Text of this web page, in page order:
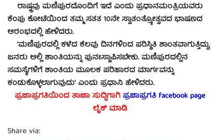
ರಾಷ್ಟ್ರವು ಮಣಿಪುರದೊಂದಿಗೆ ಇದೆ ಎಂದು ಪ್ರಧಾನಮಂತ್ರಿಯವರು
ಕೆಂಪು ಕೋಟೆಯಿಂದ ತಮ್ಮ ಸತತ 10ನೇ ಸ್ವಾತಂತ್ರ್ಯೋತ್ವವದ ಭಾಷಣದ
ಆರಂಭದಲ್ಲಿ ಹೇಳಿದರು.
‘ಮಣಿಪುರದಲ್ಲಿ ಕಳೆದ ಕೆಲವು ದಿನಗಳಿಂದ ಪರಿಸ್ಥಿತಿ ಶಾಂತವಾಗುತ್ತಿದ್ದು,
ಜನರು ಅಲ್ಲಿ ಶಾಂತಿಯನ್ನು ಪುನಃಸ್ಥಾಪಿಸಬೇಕು. ಮಣಿಪುರದಲ್ಲಿನ
ಸಮಸ್ಯೆಗಳಿಗೆ ಶಾಂತಿಯ ಮೂಲಕ ಪರಿಹಾರದ ಮಾರ್ಗವನ್ನು
ಕಂಡುಕೊಳ್ಳಲಾಗುವುದು’ ಎಂದು ಪ್ರಧಾನಿ ಹೇಳಿದರು.
ಪ್ರಜಾಪ್ರಗತಿಯಿಂದ ತಾಜಾ ಸುದ್ದಿಗಾಗಿಪ್ರಜಾಪ್ರಗತಿ facebook page
ಲೈಕ್ ಮಾಡಿ
Share via: